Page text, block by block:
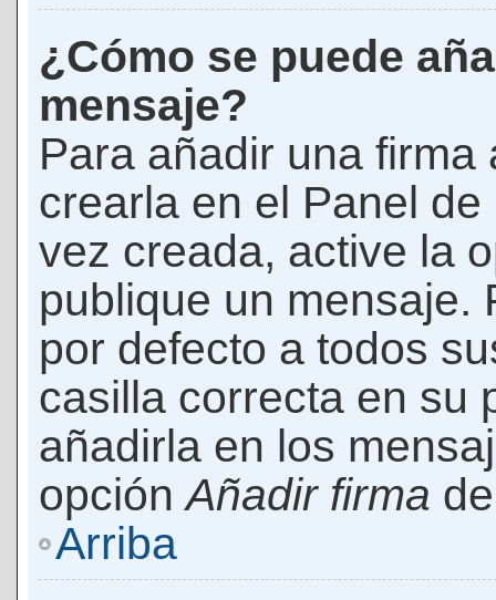
¿Cómo se puede
mensaje?
Para añadir una
crearla en el Panel
vez creada, active la
publique un mensaje.
por defecto a todos
casilla correcta en su
añadirla en los
opciónAñadir firma
Arriba